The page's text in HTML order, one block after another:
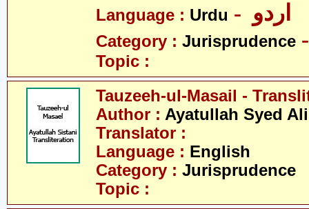
Language : Urdu
Category : Jurisprudence
Topic :
Tauzeeh-ul-Masail -
Author : Ayatullah Syed
Translator :
Language : English
Category : Jurisprudence
Topic :